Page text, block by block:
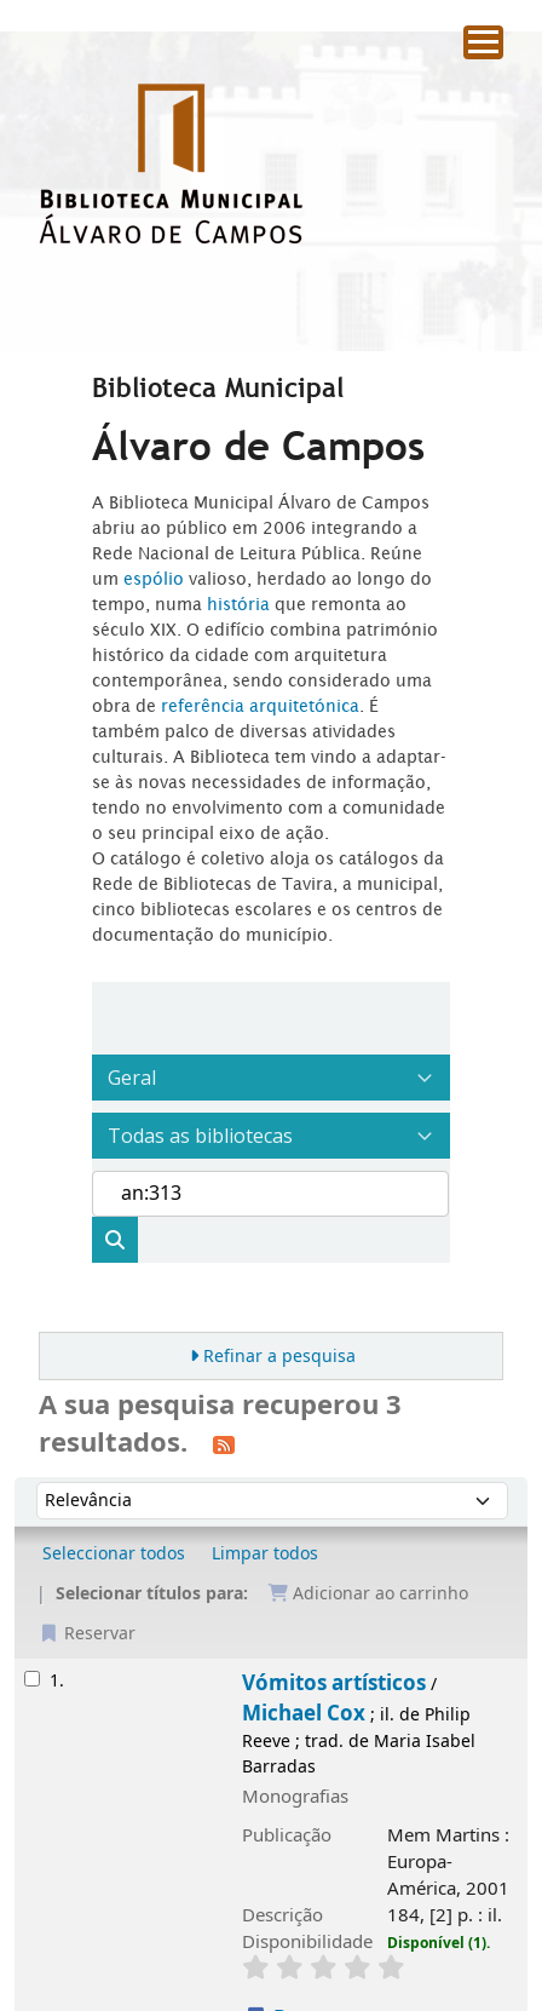
Biblioteca Municipal
Álvaro de Campos
A Biblioteca Municipal Álvaro de Campos
abriu ao público em 2006 integrando a
Rede Nacional de Leitura Pública. Reúne
umespóliovalioso, herdado ao longo do
tempo, numa história que remonta ao
século XIX. O edifício combina património
histórico da cidade com arquitetura
contemporânea, sendo considerado uma
obra de referência arquitetónica . É
também palco de diversas atividades
culturais. A Biblioteca tem vindo a adaptar-
se às novas necessidades de informação,
tendo no envolvimento com a comunidade
o seu principal eixo de ação.
O catálogo é coletivo aloja os catálogos da
Rede de Bibliotecas de Tavira, a municipal,
cinco bibliotecas escolares e os centros de
documentação do município.
Refinar a pesquisa
A sua pesquisa recuperou 3
resultados.
Ordenar
Ordenar por:
Seleccionar todos
Limpar todos
Selecionar títulos para:
Adicionar ao carrinho
Reservar
Resultados
1. Vómitos artísticos/
Michael Cox; il. de Philip
Reeve ; trad. de Maria Isabel
Barradas
Monografias
Publicação
Mem Martins :
Europa-
América, 2001
Descrição
184, [2] p. : il.
Disponibilidade
Disponível (1).